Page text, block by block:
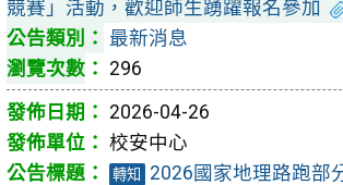
競賽」活動，歡迎師生踴躍報名參加
最新消息
296
2026-04-26
校安中心
轉知
2026國家地理路跑部